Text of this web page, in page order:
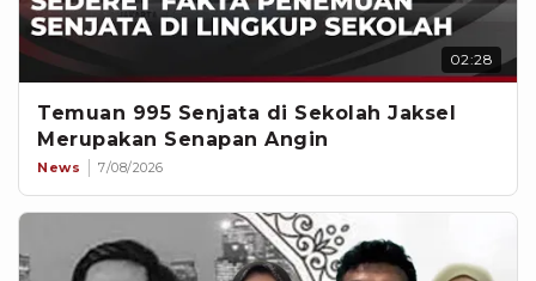
02:28
Temuan 995 Senjata di Sekolah Jaksel
Merupakan Senapan Angin
News 7/08/2026